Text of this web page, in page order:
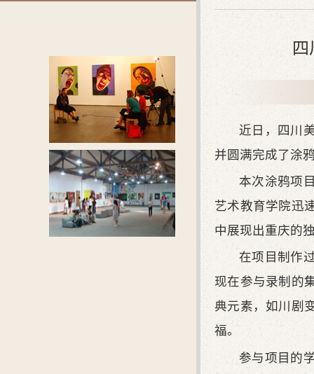
四
近日，四川
并圆满完成了涂
本次涂鸦项
艺术教育学院迅
中展现出重庆的
在项目制作
现在参与录制的
典元素，如川剧
福。
参与项目的